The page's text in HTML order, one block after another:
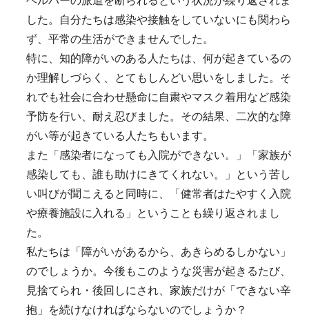
した。自分たちは感染や接触をしていないにも関わら
ず、平常の生活ができませんでした。
特に、知的障がいのある人たちは、何が起きているの
か理解しづらく、とてもしんどい思いをしました。そ
れでも社会に合わせ懸命に自粛やマスク着用など感染
予防を行い、耐え忍びました。その結果、二次的な障
がい等が起きている人たちもいます。
また「感染者になっても入院ができない。」「家族が
感染しても、誰も助けにきてくれない。」という苦し
い叫びが聞こえると同時に、「健常者はたやすく入院
や療養施設に入れる」ということも繰り返されまし
た。
私たちは「障がいがあるから、あきらめるしかない」
のでしょうか。今後もこのような災害が起きるたび、
見捨てられ・後回しにされ、家族だけが「できない辛
抱」を続けなければならないのでしょうか？